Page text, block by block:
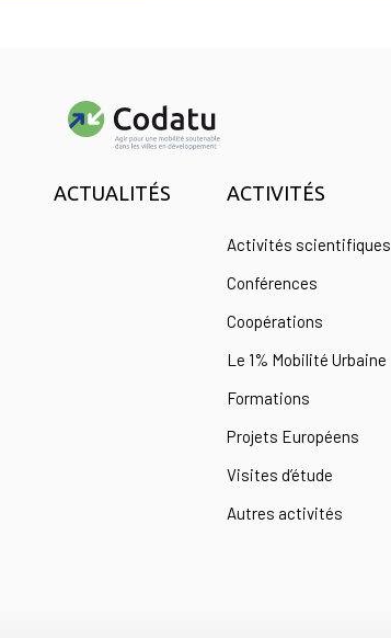
ACTUALITÉS ACTIVITÉS
Activités scientifiques
Conférences
Coopérations
Le 1% Mobilité Urbaine
Formations
Projets Européens
Visites d’étude
Autres activités